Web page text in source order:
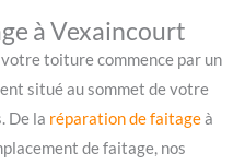
à Vexaincourt
toiture commence par un
situé au sommet de votre
De la réparation de faitageà
de faitage, nos